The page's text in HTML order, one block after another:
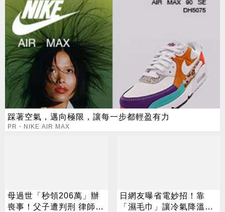
踩著空氣，邁向極限，讓每一步都輕盈有力
PR・NIKE AIR MAX
母過世「秒領206萬」辦
喪事！父子遭判刑 律師：
日網友曝省電妙招！靠
「濕毛巾」讓冷氣降溫